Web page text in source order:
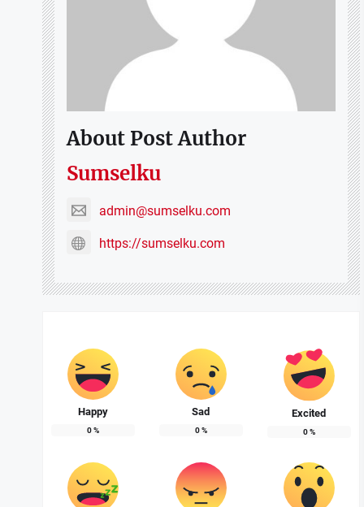
About Post Author
Sumselku
admin@sumselku.com
https://sumselku.com
Happy
0%
Sad
0%
Excited
0%